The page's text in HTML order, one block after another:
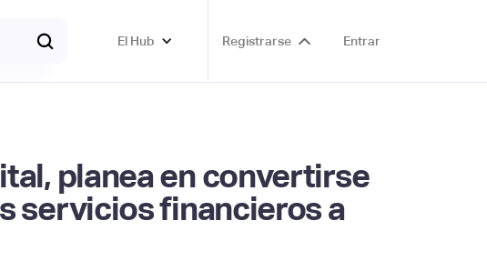
El Hub Registrarse Entrar
planea en convertirse
servicios financieros a